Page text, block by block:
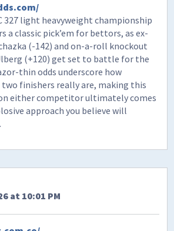
327 light heavyweight championship
a classic pick’em for bettors, as ex-
(-142) and on-a-roll knockout
(+120) get set to battle for the
thin odds underscore how
finishers really are, making this
either competitor ultimately comes
approach you believe will
at 10:01 PM